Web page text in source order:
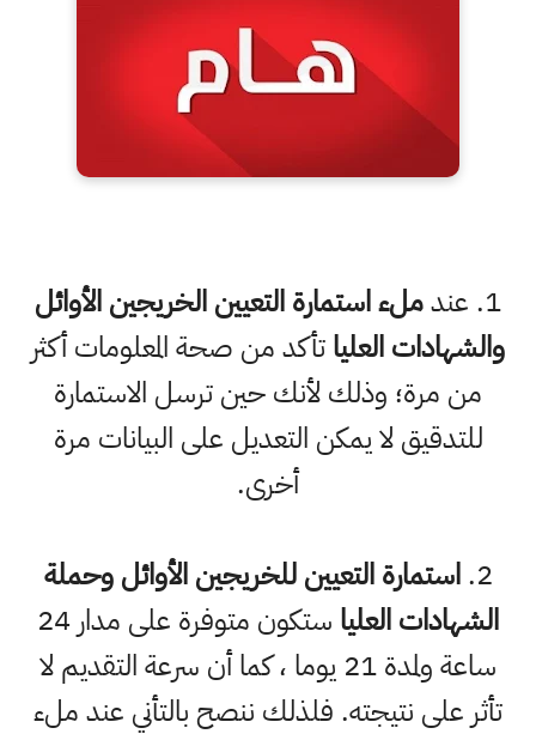
1. عند
ملء استمارة التعيين الخريجين الأوائل
والشهادات العلياتأكد من صحة المعلومات أكثر
من مرة؛ وذلك لأنك حين ترسل الاستمارة
للتدقيق لا يمكن التعديل على البيانات مرة
أخرى.
2. استمارة التعيين للخريجين الأوائل وحملة
الشهادات العليا
ستكون متوفرة على مدار 24
ساعة ولمدة 21 يوما ، كما أن سرعة التقديم لا
تأثر على نتيجته. فلذلك ننصح بالتأني عند ملء